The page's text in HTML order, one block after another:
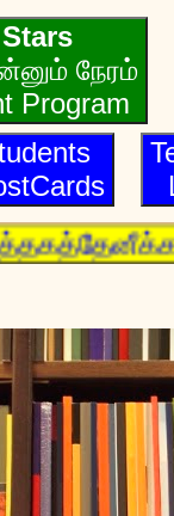
நேரம்
Program